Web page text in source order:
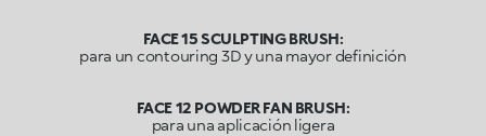
FACE 15 SCULPTING BRUSH:
para un contouring 3D y una mayor definición
FACE 12 POWDER FAN BRUSH:
para una aplicación ligera